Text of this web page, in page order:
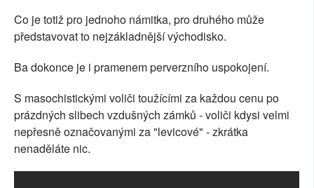
Co je totiž pro jednoho námitka, pro druhého může
představovat to nejzákladnější východisko.
Ba dokonce je i pramenem perverzního uspokojení.
S masochistickými voliči toužícími za každou cenu po
prázdných slibech vzdušných zámků - voliči kdysi velmi
nepřesně označovanými za "levicové" - zkrátka
nenaděláte nic.